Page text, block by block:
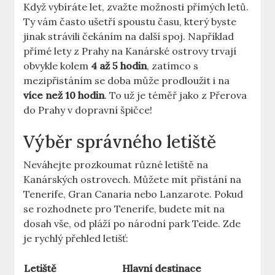
Když vybíráte let, zvažte možnosti přímých letů.
Ty vám často ušetří spoustu času, který byste
jinak strávili čekáním na další spoj. Například
přímé lety z Prahy na Kanárské ostrovy trvají
obvykle kolem 4 až 5 hodin, zatímco s
mezipřistáním se doba může prodloužit i na
více než 10 hodin. To už je téměř jako z Přerova
do Prahy v dopravní špičce!
Výběr správného letiště
Neváhejte prozkoumat různé letiště na
Kanárských ostrovech. Můžete mít přistání na
Tenerife, Gran Canaria nebo Lanzarote. Pokud
se rozhodnete pro Tenerife, budete mít na
dosah vše, od pláží po národní park Teide. Zde
je rychlý přehled letišť:
Letiště
Hlavní destinace